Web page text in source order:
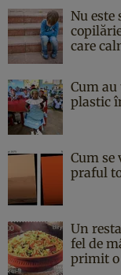
Nu
care
Cum
plastic
Cum
praful
Un
fel de
primit o